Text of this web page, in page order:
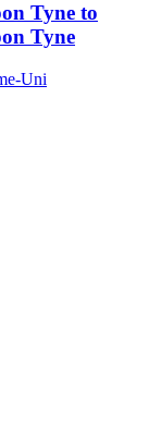
Tyne to
Tyne
Uni